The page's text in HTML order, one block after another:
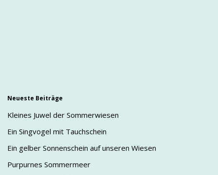
Neueste Beiträge
Kleines Juwel der Sommerwiesen
Ein Singvogel mit Tauchschein
Ein gelber Sonnenschein auf unseren Wiesen
Purpurnes Sommermeer